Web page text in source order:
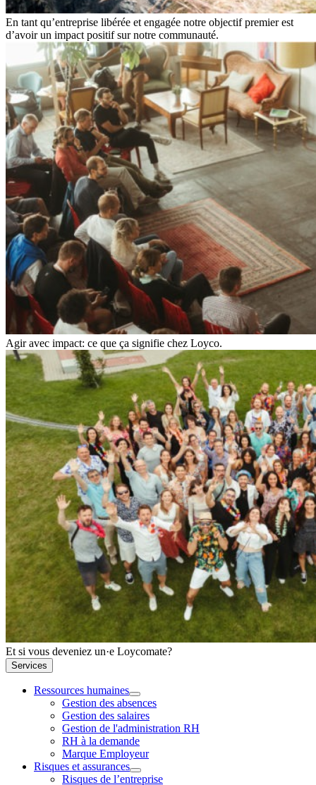
En tant qu’entreprise libérée et engagée notre objectif premier est
d’avoir un impact positif sur notre communauté.
Agir avec impact: ce que ça signifie chez Loyco.
Et si vous deveniez un·e Loycomate?
Services
Ressources humaines
Gestion des absences
Gestion des salaires
Gestion de l'administration RH
RH à la demande
Marque Employeur
Risques et assurances
Risques de l’entreprise